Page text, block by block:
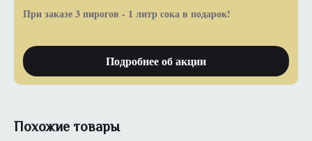
При заказе 3 пирогов - 1 литр сока в подарок!
Подробнее об акции
Похожие товары